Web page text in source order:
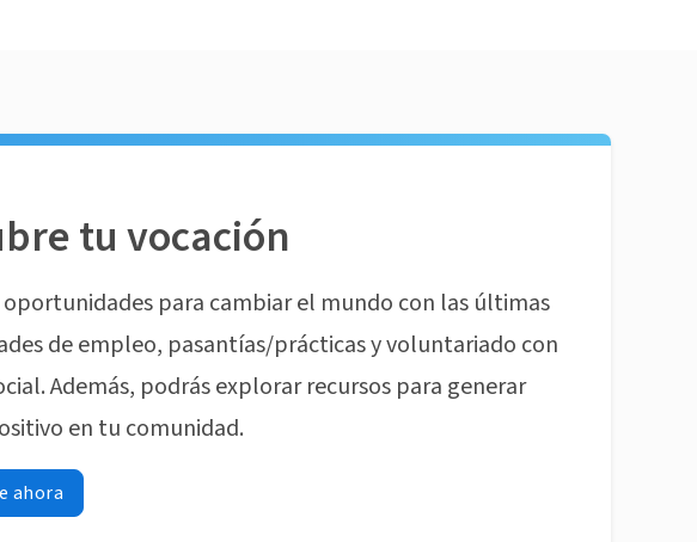
tu vocación
para cambiar el mundo con las últimas
de empleo, pasantías/prácticas y voluntariado con
Además, podrás explorar recursos para generar
en tu comunidad.
ahora